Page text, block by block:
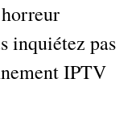
inquiétez pas
IPTV